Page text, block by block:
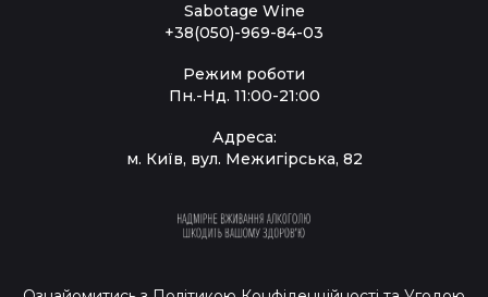
Sabotage Wine
+38(050)-969-84-03
Режим роботи
Пн.-Нд. 11:00-21:00
Адреса:
м. Київ, вул. Межигірська, 82